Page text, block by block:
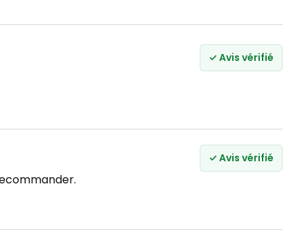
✓ Avis vérifié
✓ Avis vérifié